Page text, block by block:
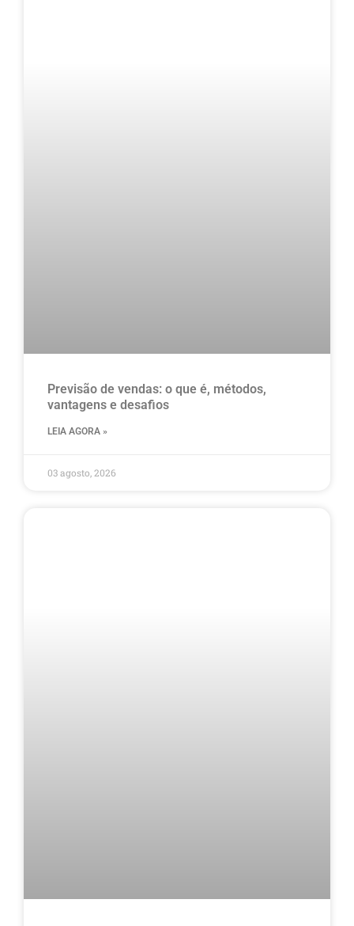
Previsão de vendas: o que é, métodos,
vantagens e desafios
LEIA AGORA »
03 agosto, 2026